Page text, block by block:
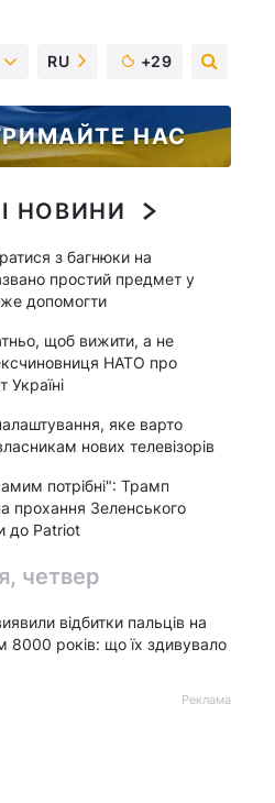
RU +29
НАС
НОВИНИ
з багнюки на
простий предмет у
допомогти
щоб вижити, а не
НАТО про
Україні
яке варто
нових телевізорів
потрібні": Трамп
прохання Зеленського
до Patriot
четвер
відбитки пальців на
8000 років: що їх здивувало
Реклама